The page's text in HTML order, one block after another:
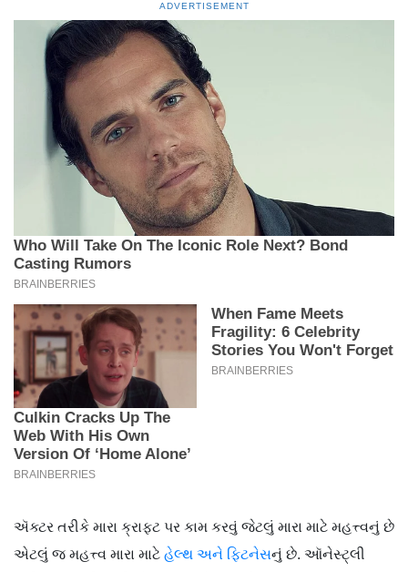
ADVERTISEMENT
ઍક્ટર તરીકે મારા ક્રાફ્ટ પર કામ કરવું જેટલું મારા માટે મહત્ત્વનું છે
એટલું જ મહત્ત્વ મારા માટે હેલ્થ અને ફિટનેસનું છે. ઑનેસ્ટ્લી